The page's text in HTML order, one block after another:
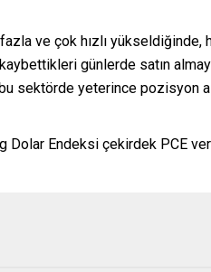
ve çok hızlı yükseldiğinde,
günlerde satın
sektörde yeterince pozisyon
Dolar Endeksi çekirdek PCE